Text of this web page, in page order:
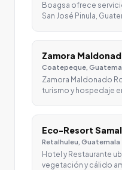
Boagsa ofrece
San José Pinula,
Zamora
Coatepeque,
Zamora Maldonado
turismo y hospedaje
Eco-Resort
Retalhuleu, Guatemala
Hotel y Restaurante
vegetación y cálido